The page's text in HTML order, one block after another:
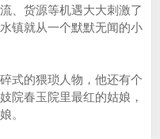
、货源等机遇大大刺激了
镇就从一个默默无闻的小
的猥琐人物，他还有个
院春玉院里最红的姑娘，
。